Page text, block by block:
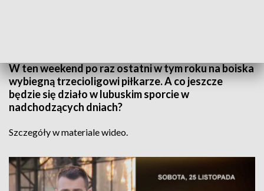
W ten weekend po raz ostatni w tym roku na boiska
wybiegną trzecioligowi piłkarze. A co jeszcze
będzie się działo w lubuskim sporcie w
nadchodzących dniach?
Szczegóły w materiale wideo.